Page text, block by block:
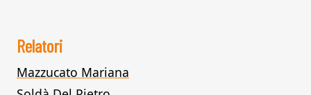
Relatori
Mazzucato Mariana